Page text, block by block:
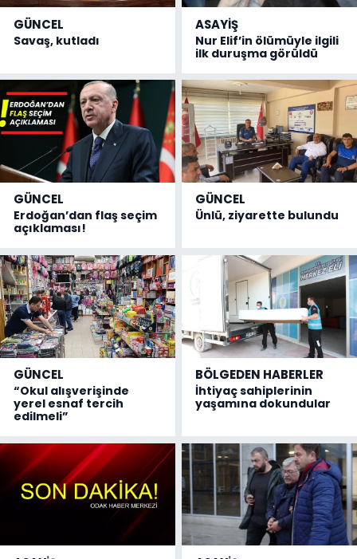
GÜNCEL
Savaş, kutladı
ASAYİŞ
Nur Elif’in ölümüyle ilgili
ilk duruşma görüldü
GÜNCEL
Erdoğan’dan flaş seçim
açıklaması!
GÜNCEL
Ünlü, ziyarette bulundu
GÜNCEL
“Okul alışverişinde
yerel esnaf tercih
edilmeli”
BÖLGEDEN HABERLER
İhtiyaç sahiplerinin
yaşamına dokundular